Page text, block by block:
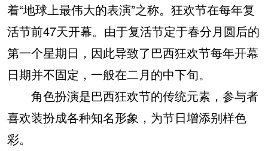
着“地球上最伟大的表演”之称。狂欢节在每年复
活节前47天开幕。由于复活节定于春分月圆后的
第一个星期日，因此导致了巴西狂欢节每年开幕
日期并不固定，一般在二月的中下旬。
角色扮演是巴西狂欢节的传统元素，参与者
喜欢装扮成各种知名形象，为节日增添别样色
彩。